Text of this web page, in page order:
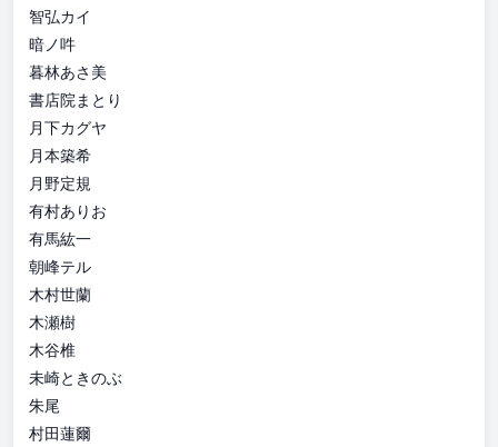
智弘カイ
暗ノ吽
暮林あさ美
書店院まとり
月下カグヤ
月本築希
月野定規
有村ありお
有馬紘一
朝峰テル
木村世蘭
木瀬樹
木谷椎
未崎ときのぶ
朱尾
村田蓮爾